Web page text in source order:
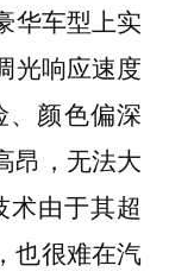
华车型上实
光响应速度
、颜色偏深
昂，无法大
术由于其超
也很难在汽